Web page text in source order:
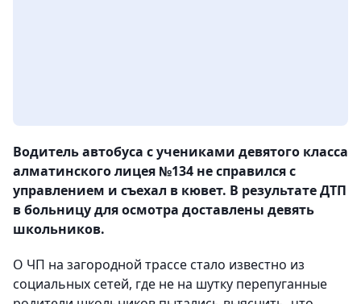
Водитель автобуса с учениками девятого класса
алматинского лицея №134 не справился с
управлением и съехал в кювет. В результате ДТП
в больницу для осмотра доставлены девять
школьников.
О ЧП на загородной трассе стало известно из
социальных сетей, где не на шутку перепуганные